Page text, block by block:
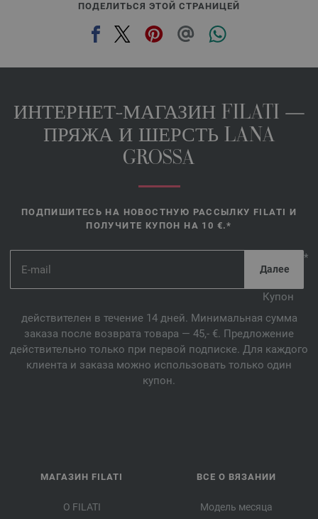
ПОДЕЛИТЬСЯ ЭТОЙ СТРАНИЦЕЙ
ИНТЕРНЕТ-МАГАЗИН FILATI —
ПРЯЖА И ШЕРСТЬ LANA
GROSSA
ПОДПИШИТЕСЬ НА НОВОСТНУЮ РАССЫЛКУ FILATI И
ПОЛУЧИТЕ КУПОН НА 10 €.*
*
Купон
действителен в течение 14 дней. Минимальная сумма
заказа после возврата товара — 45,- €. Предложение
действительно только при первой подписке. Для каждого
клиента и заказа можно использовать только один
купон.
МАГАЗИН FILATI
О FILATI
ВСЕ О ВЯЗАНИИ
Модель месяца